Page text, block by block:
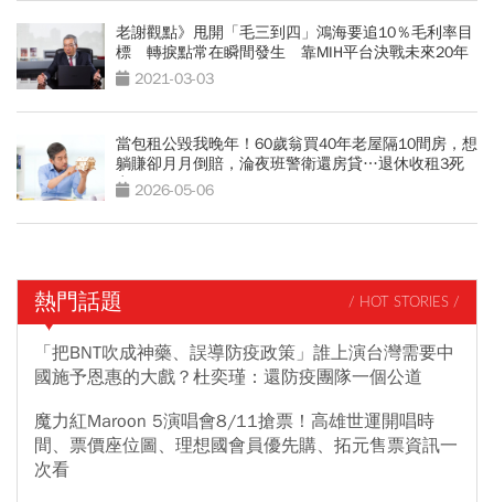
老謝觀點》甩開「毛三到四」鴻海要追10％毛利率目
標 轉捩點常在瞬間發生 靠MIH平台決戰未來20年
2021-03-03
當包租公毀我晚年！60歲翁買40年老屋隔10間房，想
躺賺卻月月倒賠，淪夜班警衛還房貸…退休收租3死
穴 2026-05-06
熱門話題 / HOT STORIES /
「把BNT吹成神藥、誤導防疫政策」誰上演台灣需要中
國施予恩惠的大戲？杜奕瑾：還防疫團隊一個公道
魔力紅Maroon 5演唱會8/11搶票！高雄世運開唱時
間、票價座位圖、理想國會員優先購、拓元售票資訊一
次看